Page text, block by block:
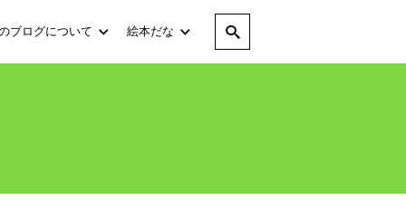
ブログについて 絵本だな